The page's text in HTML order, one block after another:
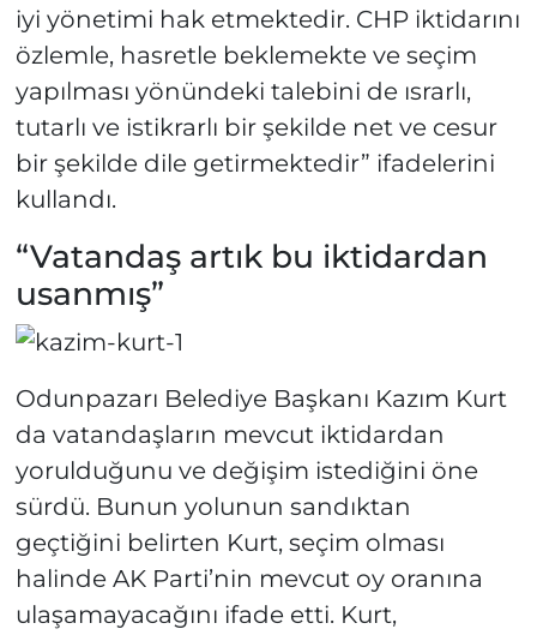
iyi yönetimi hak etmektedir. CHP iktidarını
özlemle, hasretle beklemekte ve seçim
yapılması yönündeki talebini de ısrarlı,
tutarlı ve istikrarlı bir şekilde net ve cesur
bir şekilde dile getirmektedir” ifadelerini
kullandı.
“Vatandaş artık bu iktidardan
usanmış”
Odunpazarı Belediye Başkanı Kazım Kurt
da vatandaşların mevcut iktidardan
yorulduğunu ve değişim istediğini öne
sürdü. Bunun yolunun sandıktan
geçtiğini belirten Kurt, seçim olması
halinde AK Parti’nin mevcut oy oranına
ulaşamayacağını ifade etti. Kurt,